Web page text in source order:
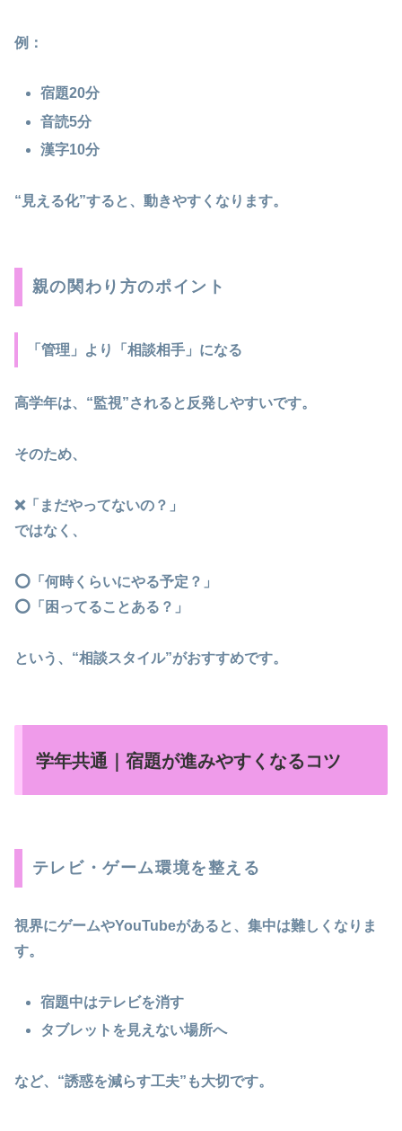
例：
宿題20分
音読5分
漢字10分
“見える化”すると、動きやすくなります。
親の関わり方のポイント
「管理」より「相談相手」になる
高学年は、“監視”されると反発しやすいです。
そのため、
❌「まだやってないの？」
ではなく、
⭕「何時くらいにやる予定？」
⭕「困ってることある？」
という、“相談スタイル”がおすすめです。
学年共通｜宿題が進みやすくなるコツ
テレビ・ゲーム環境を整える
視界にゲームやYouTubeがあると、集中は難しくなりま
す。
宿題中はテレビを消す
タブレットを見えない場所へ
など、“誘惑を減らす工夫”も大切です。